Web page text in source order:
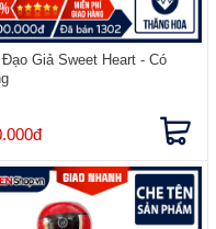
Giả Sweet Heart - Có